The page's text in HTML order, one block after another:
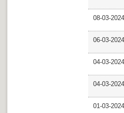
08-03-
06-03-
04-03-
04-03-
01-03-